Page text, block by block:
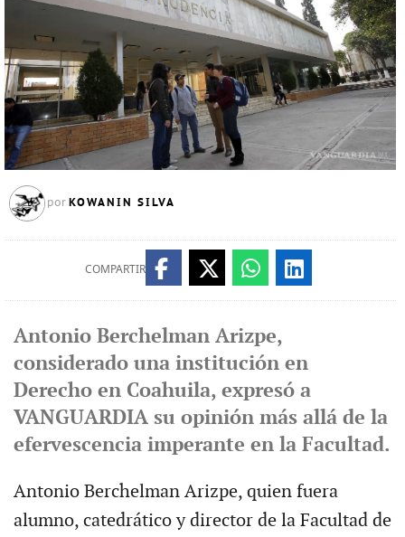
por KOWANIN SILVA
COMPARTIR
Antonio Berchelman Arizpe,
considerado una institución en
Derecho en Coahuila, expresó a
VANGUARDIA su opinión más allá de la
efervescencia imperante en la Facultad.
Antonio Berchelman Arizpe, quien fuera
alumno, catedrático y director de la Facultad de